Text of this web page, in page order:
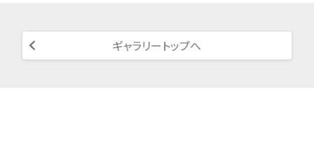
ギャラリートップへ